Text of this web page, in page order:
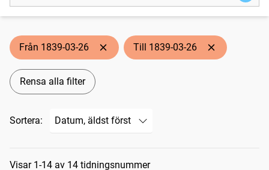
Från 1839-03-26 Till 1839-03-26
Rensa alla filter
Sortera:
Sökresultat
Visar 1-14 av 14 tidningsnummer